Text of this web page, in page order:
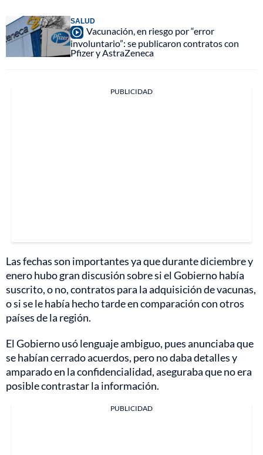
SALUD
Vacunación, en riesgo por “error
involuntario”: se publicaron contratos con
Pfizer y AstraZeneca
PUBLICIDAD
Las fechas son importantes ya que durante diciembre y
enero hubo gran discusión sobre si el Gobierno había
suscrito, o no, contratos para la adquisición de vacunas,
o si se le había hecho tarde en comparación con otros
países de la región.
El Gobierno usó lenguaje ambiguo, pues anunciaba que
se habían cerrado acuerdos, pero no daba detalles y
amparado en la confidencialidad, aseguraba que no era
posible contrastar la información.
PUBLICIDAD